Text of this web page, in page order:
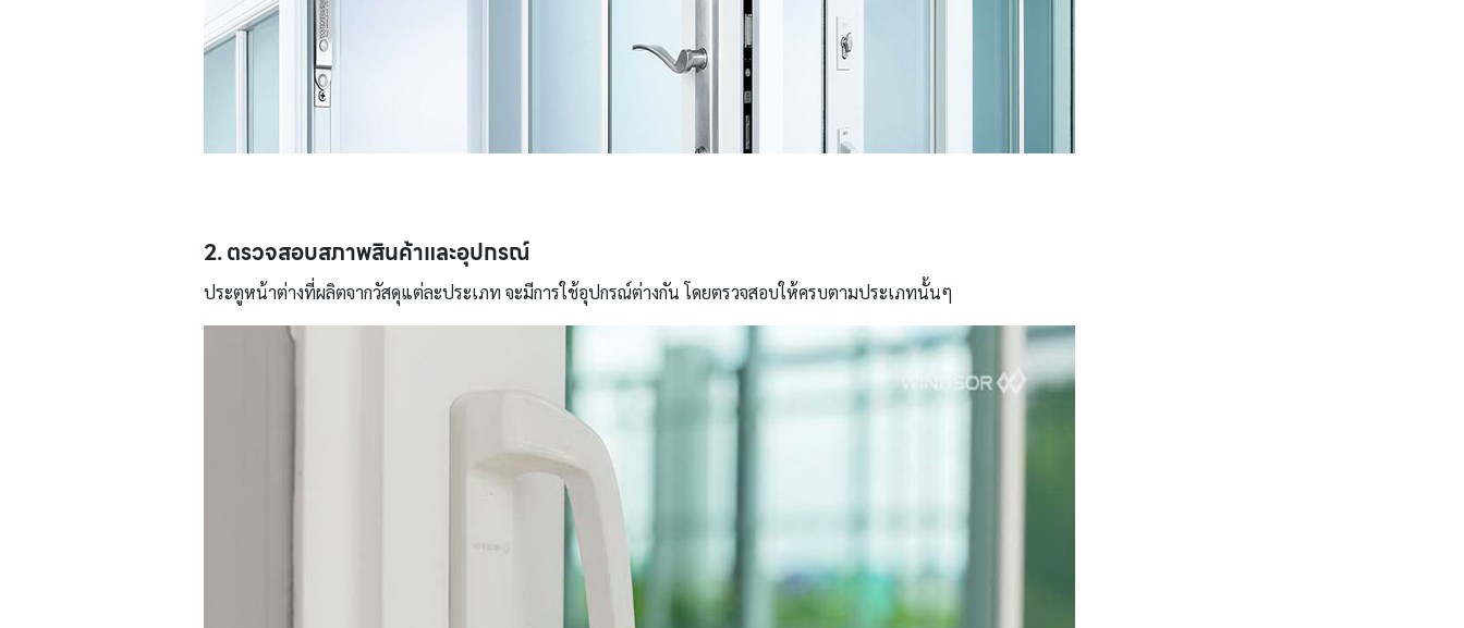
2. ตรวจสอบสภาพสินค้าและอุปกรณ์
ประตูหน้าต่างที่ผลิตจากวัสดุแต่ละประเภท จะมีการใช้อุปกรณ์ต่างกัน โดยตรวจสอบให้ครบตามประเภทนั้นๆ